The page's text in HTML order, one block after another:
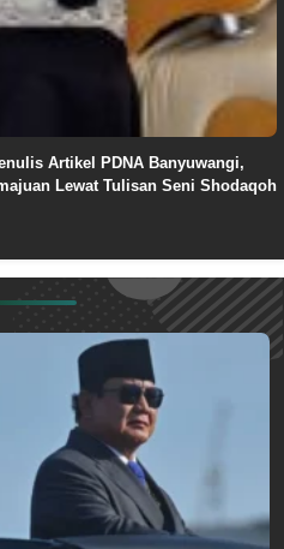
Artikel PDNA Banyuwangi,
Lewat Tulisan Seni Shodaqoh